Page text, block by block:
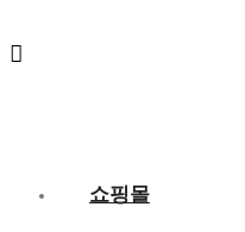
쇼핑몰